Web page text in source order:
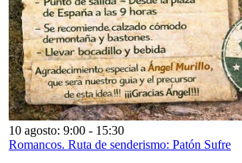
10 agosto: 9:00 - 15:30
Romancos. Ruta de senderismo: Patón Sufre